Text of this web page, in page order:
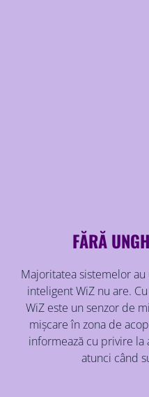
FĂRĂ
Majoritatea sistemelor
inteligent WiZ nu are.
WiZ este un senzor de
mișcare în zona de
informează cu privire la
atunci când